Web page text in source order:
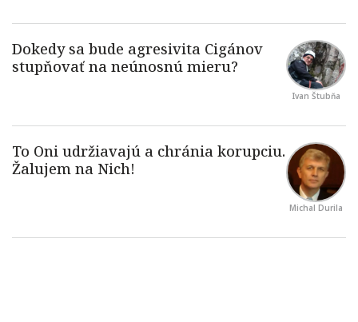
Ivan Štubňa
Michal Durila